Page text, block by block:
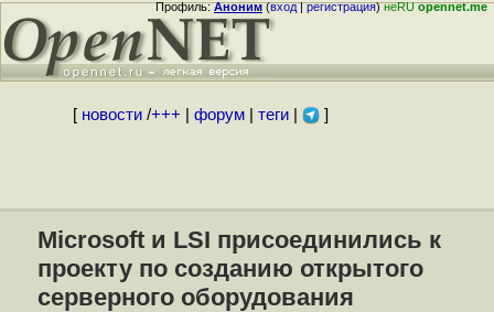
Профиль:Аноним(вход|регистрация)неRUopennet.me
[ новости/+++ форум| теги| ]
Microsoft и LSI присоединились к
проекту по созданию открытого
серверного оборудования